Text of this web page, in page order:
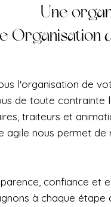
Une
Organisation
l'organisation de
de toute contrainte
traiteurs et
agile nous permet
confiance et
à chaque